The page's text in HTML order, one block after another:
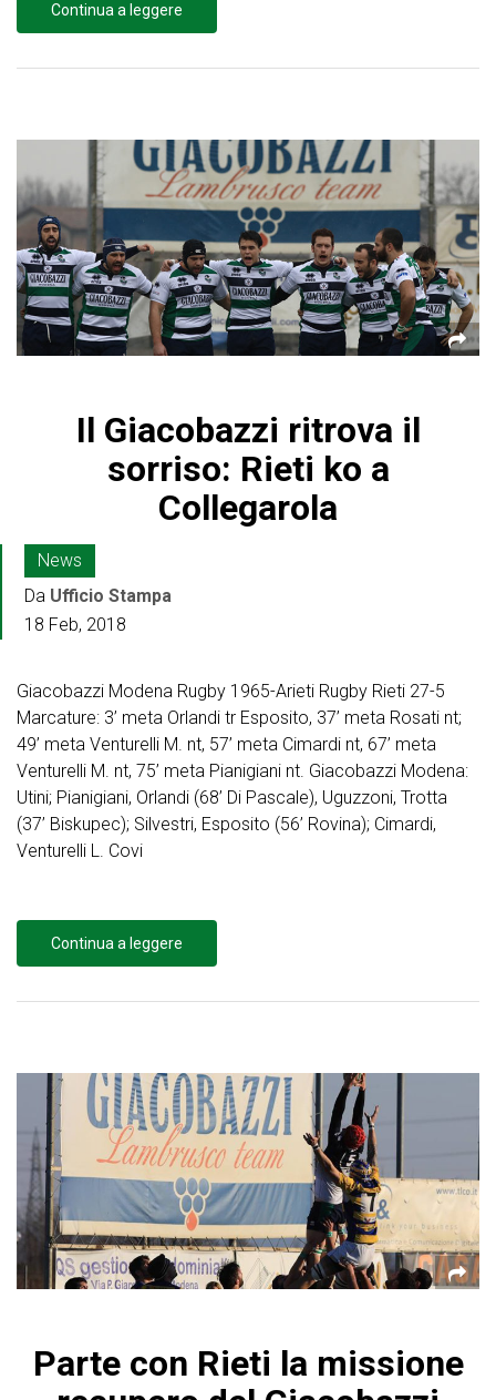
Continua a leggere
Il Giacobazzi ritrova il
sorriso: Rieti ko a
Collegarola
News
Da Ufficio Stampa
18 Feb, 2018
Giacobazzi Modena Rugby 1965-Arieti Rugby Rieti 27-5
Marcature: 3’ meta Orlandi tr Esposito, 37’ meta Rosati nt;
49’ meta Venturelli M. nt, 57’ meta Cimardi nt, 67’ meta
Venturelli M. nt, 75’ meta Pianigiani nt. Giacobazzi Modena:
Utini; Pianigiani, Orlandi (68’ Di Pascale), Uguzzoni, Trotta
(37’ Biskupec); Silvestri, Esposito (56’ Rovina); Cimardi,
Venturelli L. Covi
Continua a leggere
Parte con Rieti la missione